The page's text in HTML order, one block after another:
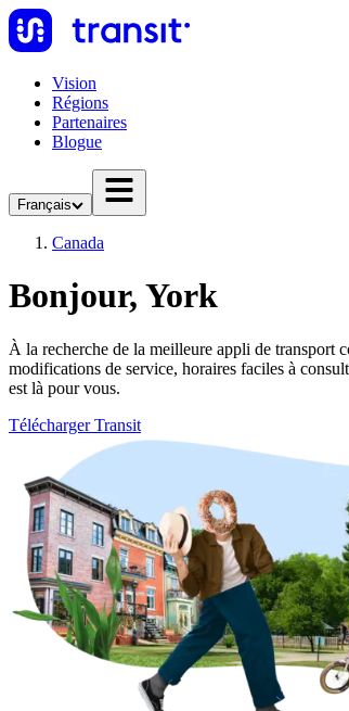
Vision
Régions
Partenaires
Blogue
Français
Canada
Bonjour, York
À la recherche de la meilleure appli de transport
modifications de service, horaires faciles à
est là pour vous.
Télécharger Transit